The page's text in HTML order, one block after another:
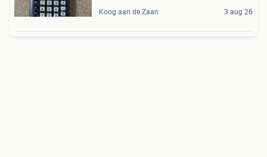
Koog aan de Zaan 3 aug 26